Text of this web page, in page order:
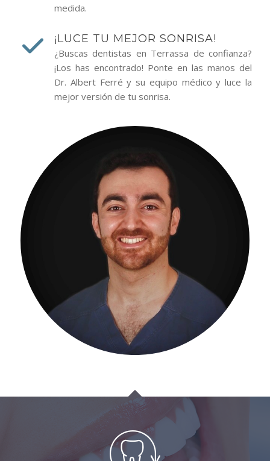
medida.
¡LUCE TU MEJOR SONRISA!
¿Buscas dentistas en Terrassa de confianza?
¡Los has encontrado! Ponte en las manos del
Dr. Albert Ferré y su equipo médico y luce la
mejor versión de tu sonrisa.